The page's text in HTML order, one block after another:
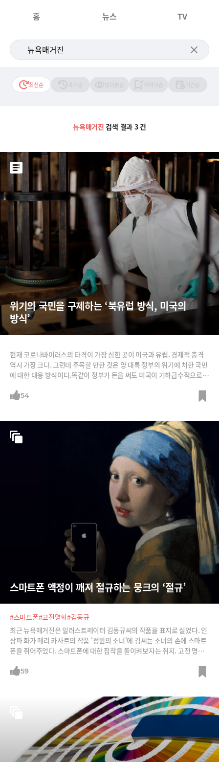
홈 뉴스 TV
최신순
뉴욕매거진 검색 결과 3 건
위기의 국민을 구제하는 ‘북유럽 방식, 미국의
방식’
현재 코로나바이러스의 타격이 가장 심한 곳이 미국과 유럽. 경제적 충격
역시 가장 크다. 그런데 주목할 만한 것은 양 대륙 정부의 위기에 처한 국민
에 대한 대응 방식이다.똑같이 정부가 돈을 써도 미국이 기하급수적으로
유럽은(특히 북유럽) 실업 자체를 최소화하는 정책이다. 일터가 멈추면 미
54
스마트폰 액정이 깨져 절규하는 뭉크의 ‘절규’
#스마트폰#고전명화#김동규
최근 뉴욕매거진은 일러스트레이터 김동규씨의 작품을 표지로 실었다. 인
상파 화가 메리 카사트의 작품 ‘정원의 소녀’에 김씨는 소녀의 손에 스마트
폰을 쥐어주었다. 스마트폰에 대한 집착을 돌이켜보자는 취지. 고전 명화
59